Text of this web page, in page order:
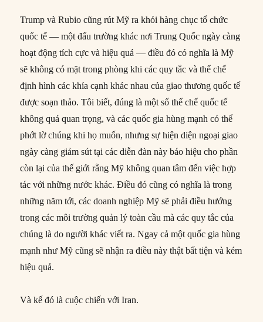
Trump và Rubio cũng rút Mỹ ra khỏi hàng chục tổ chức
quốc tế — một đấu trường khác nơi Trung Quốc ngày càng
hoạt động tích cực và hiệu quả — điều đó có nghĩa là Mỹ
sẽ không có mặt trong phòng khi các quy tắc và thể chế
định hình các khía cạnh khác nhau của giao thương quốc tế
được soạn thảo. Tôi biết, đúng là một số thể chế quốc tế
không quá quan trọng, và các quốc gia hùng mạnh có thể
phớt lờ chúng khi họ muốn, nhưng sự hiện diện ngoại giao
ngày càng giảm sút tại các diễn đàn này báo hiệu cho phần
còn lại của thế giới rằng Mỹ không quan tâm đến việc hợp
tác với những nước khác. Điều đó cũng có nghĩa là trong
những năm tới, các doanh nghiệp Mỹ sẽ phải điều hướng
trong các môi trường quản lý toàn cầu mà các quy tắc của
chúng là do người khác viết ra. Ngay cả một quốc gia hùng
mạnh như Mỹ cũng sẽ nhận ra điều này thật bất tiện và kém
hiệu quả.
Và kế đó là cuộc chiến với Iran.